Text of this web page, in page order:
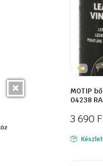
MOTIP
04238
3 690